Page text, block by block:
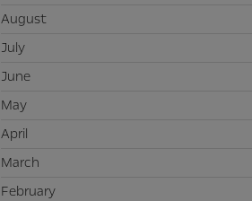
August
July
June
May
April
March
February